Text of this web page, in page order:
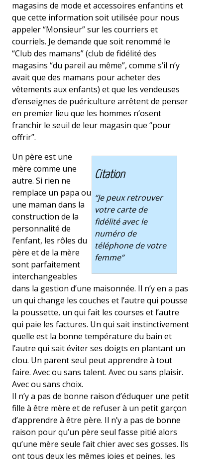
magasins de mode et accessoires enfantins et
que cette information soit utilisée pour nous
appeler “Monsieur” sur les courriers et
courriels. Je demande que soit renommé le
“Club des mamans” (club de fidélité des
magasins “du pareil au même”, comme s’il n’y
avait que des mamans pour acheter des
vêtements aux enfants) et que les vendeuses
d’enseignes de puériculture arrêtent de penser
en premier lieu que les hommes n’osent
franchir le seuil de leur magasin que “pour
offrir”.
Citation
“Je peux retrouver
votre carte de
fidélité avec le
numéro de
téléphone de votre
femme”
Un père est une
mère comme une
autre. Si rien ne
remplace un papa ou
une maman dans la
construction de la
personnalité de
l’enfant, les rôles du
père et de la mère
sont parfaitement
interchangeables
dans la gestion d’une maisonnée. Il n’y en a pas
un qui change les couches et l’autre qui pousse
la poussette, un qui fait les courses et l’autre
qui paie les factures. Un qui sait instinctivement
quelle est la bonne température du bain et
l’autre qui sait éviter ses doigts en plantant un
clou. Un parent seul peut apprendre à tout
faire. Avec ou sans talent. Avec ou sans plaisir.
Avec ou sans choix.
Il n’y a pas de bonne raison d’éduquer une petit
fille à être mère et de refuser à un petit garçon
d’apprendre à être père. Il n’y a pas de bonne
raison pour qu’un père seul fasse pitié alors
qu’une mère seule fait chier avec ses gosses. Ils
ont tous deux les mêmes joies et peines, les